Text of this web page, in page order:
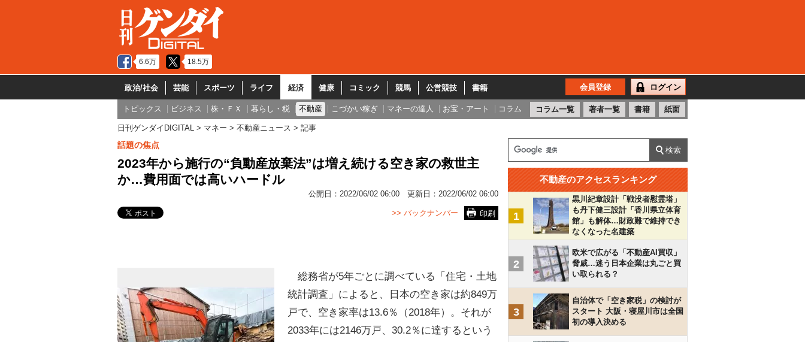
6.6万 18.5万
政治/社会 芸能 スポーツ ライフ 経済 健康 コミック 競馬 公営競技 書籍 会員登録 ログイン
トピックス ビジネス 株・ＦＸ 暮らし・税 不動産 こづかい稼ぎ マネーの達人 お宝・アート コラム コラム一覧 著者一覧 書籍 紙面
日刊ゲンダイDIGITAL マネー 不動産ニュース 記事
話題の焦点
2023年から施行の“負動産放棄法”は増え続ける空き家の救世主
か…費用面では高いハードル
公開日： 2022/06/02 06:00 更新日： 2022/06/02 06:00
印刷
>> バックナンバー
総務省が5年ごとに調べている「住宅・土地
統計調査」によると、日本の空き家は約849万
戸で、空き家率は13.6％（2018年）。それが
2033年には2146万戸、30.2％に達するという
不動産のアクセスランキング
1
黒川紀章設計「戦没者慰霊塔」
も丹下健三設計「香川県立体育
館」も解体…財政難で維持でき
なくなった名建築
2
欧米で広がる「不動産AI買収」
脅威…迷う日本企業は丸ごと買
い取られる？
3
自治体で「空き家税」の検討が
スタート 大阪・寝屋川市は全国
初の導入決める